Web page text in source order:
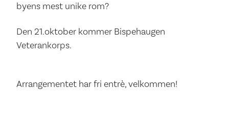
byens mest unike rom?
Den 21.oktober kommer Bispehaugen
Veterankorps.
Arrangementet har fri entrè, velkommen!